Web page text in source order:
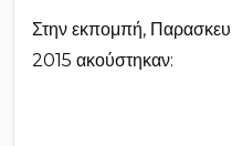
Στην εκπομπή,
2015 ακούστηκαν: